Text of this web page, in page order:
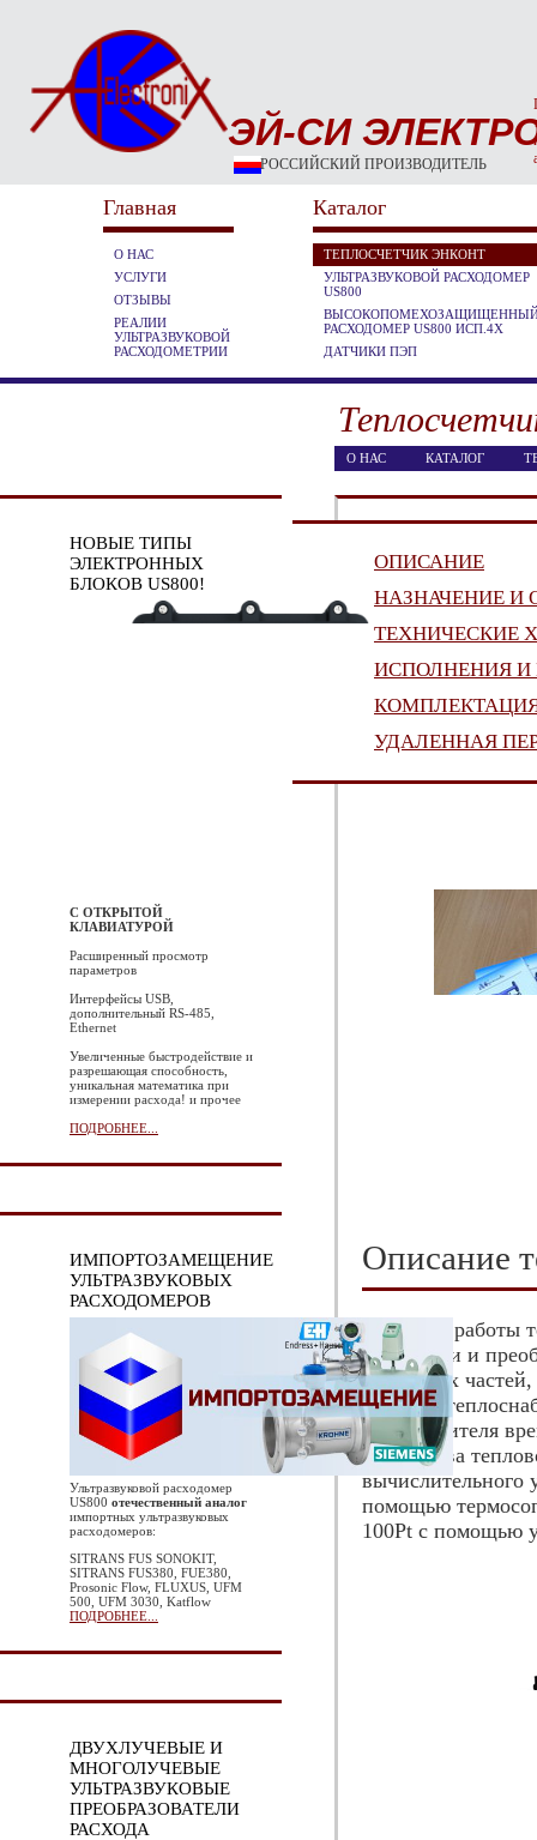
ЭЙ-СИ
РОССИЙСКИЙ ПРОИЗВОДИТЕЛЬ
Главная
О НАС
УСЛУГИ
ОТЗЫВЫ
РЕАЛИИ
УЛЬТРАЗВУКОВОЙ
РАСХОДОМЕТРИИ
Каталог
ТЕПЛОСЧЕТЧИК ЭНКОНТ
УЛЬТРАЗВУКОВОЙ РАСХОДОМЕР
US800
РАСХОДОМЕР US800 ИСП.4Х
ДАТЧИКИ ПЭП
О НАС КАТАЛОГ
ОПИСАНИЕ
НАЗНАЧЕНИЕ И
ТЕХНИЧЕСКИЕ
ИСПОЛНЕНИЯ
УДАЛЕННАЯ
Описание
Принцип работы
измерении и
составных
системы
теплоносителя
количества
вычислительного
помощью
100Pt с помощью
НОВЫЕ ТИПЫ
ЭЛЕКТРОННЫХ
БЛОКОВ US800!
С ОТКРЫТОЙ
КЛАВИАТУРОЙ
Расширенный просмотр
параметров
Интерфейсы USB,
дополнительный RS-485,
Ethernet
Увеличенные быстродействие и
разрешающая способность,
уникальная математика при
измерении расхода! и прочее
ПОДРОБНЕЕ...
ИМПОРТОЗАМЕЩЕНИЕ
УЛЬТРАЗВУКОВЫХ
РАСХОДОМЕРОВ
Ультразвуковой расходомер
US800 отечественный аналог
импортных ультразвуковых
расходомеров:
SITRANS FUS SONOKIT,
SITRANS FUS380, FUE380,
Prosonic Flow, FLUXUS, UFM
500, UFM 3030, Katflow
ПОДРОБНЕЕ...
ДВУХЛУЧЕВЫЕ И
МНОГОЛУЧЕВЫЕ
УЛЬТРАЗВУКОВЫЕ
ПРЕОБРАЗОВАТЕЛИ
РАСХОДА